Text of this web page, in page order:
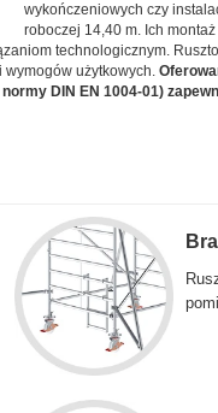
wykończeniowych czy
roboczej 14,40 m. Ich
technologicznym.
wymogów użytkowych.
DIN EN 1004-01)